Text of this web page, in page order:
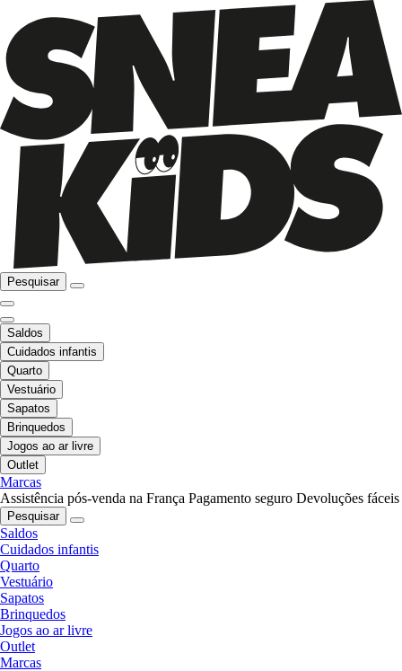
Pesquisar
Saldos
Cuidados infantis
Quarto
Vestuário
Sapatos
Brinquedos
Jogos ao ar livre
Outlet
Marcas
Assistência pós-venda na França Pagamento seguro Devoluções fáceis
Pesquisar
Saldos
Cuidados infantis
Quarto
Vestuário
Sapatos
Brinquedos
Jogos ao ar livre
Outlet
Marcas